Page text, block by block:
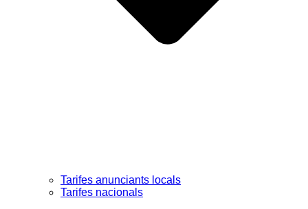
Tarifes anunciants locals
Tarifes nacionals